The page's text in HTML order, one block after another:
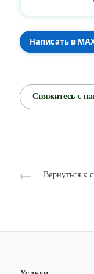
Написать в
Свяжитесь с
Вернуться к